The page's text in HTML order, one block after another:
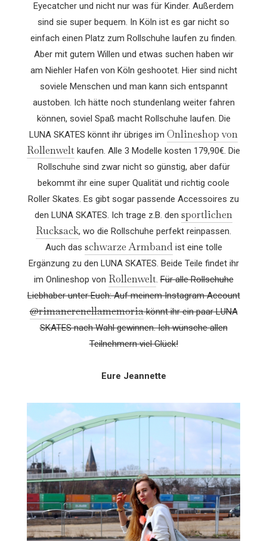
Eyecatcher und nicht nur was für Kinder. Außerdem
sind sie super bequem. In Köln ist es gar nicht so
einfach einen Platz zum Rollschuhe laufen zu finden.
Aber mit gutem Willen und etwas suchen haben wir
am Niehler Hafen von Köln geshootet. Hier sind nicht
soviele Menschen und man kann sich entspannt
austoben. Ich hätte noch stundenlang weiter fahren
können, soviel Spaß macht Rollschuhe laufen. Die
LUNA SKATES könnt ihr übriges im Onlineshop von
Rollenwelt kaufen. Alle 3 Modelle kosten 179,90€. Die
Rollschuhe sind zwar nicht so günstig, aber dafür
bekommt ihr eine super Qualität und richtig coole
Roller Skates. Es gibt sogar passende Accessoires zu
den LUNA SKATES. Ich trage z.B. den sportlichen
Rucksack, wo die Rollschuhe perfekt reinpassen.
Auch das schwarze Armbandist eine tolle
Ergänzung zu den LUNA SKATES. Beide Teile findet ihr
im Onlineshop von Rollenwelt.Für alle Rollschuhe
Liebhaber unter Euch: Auf meinem Instagram Account
@rimanerenellamemoriakönnt ihr ein paar LUNA
SKATES nach Wahl gewinnen. Ich wünsche allen
Teilnehmern viel Glück!
Eure Jeannette